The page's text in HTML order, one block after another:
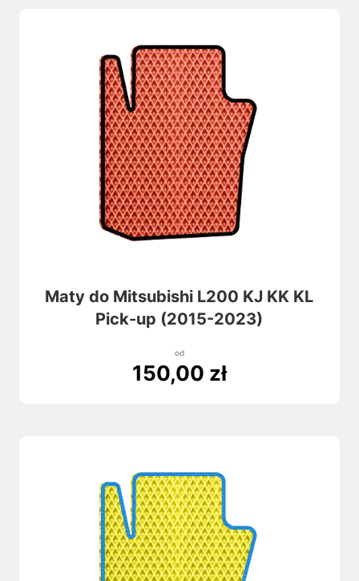
Maty do Mitsubishi L200 KJ KK KL
Pick-up (2015-2023)
od
150,00 zł